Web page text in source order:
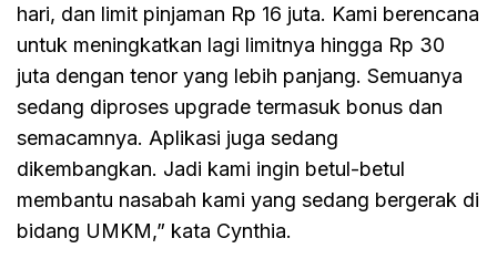
hari, dan limit pinjaman Rp 16 juta. Kami berencana
untuk meningkatkan lagi limitnya hingga Rp 30
juta dengan tenor yang lebih panjang. Semuanya
sedang diproses upgrade termasuk bonus dan
semacamnya. Aplikasi juga sedang
dikembangkan. Jadi kami ingin betul-betul
membantu nasabah kami yang sedang bergerak di
bidang UMKM,” kata Cynthia.